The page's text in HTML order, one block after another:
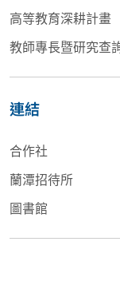
高等教育深耕計畫
教師專長暨研究查
連結
合作社
蘭潭招待所
圖書館